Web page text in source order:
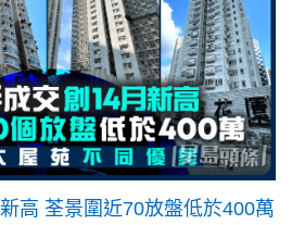
高 荃景圍近70放盤低於400萬